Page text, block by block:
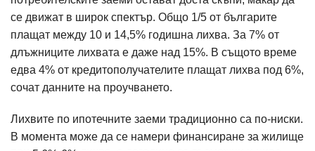
се движат в широк спектър. Общо 1/5 от българите
плащат между 10 и 14,5% годишна лихва. За 7% от
длъжниците лихвата е даже над 15%. В същото време
едва 4% от кредитополучателите плащат лихва под 6%,
сочат данните на проучването.
Лихвите по ипотечните заеми традиционно са по-ниски.
В момента може да се намери финансиране за жилище